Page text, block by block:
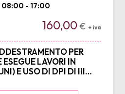
08:00 - 17:00
160,00€ + iva
PER
ESEGUE LAVORI IN
E USO DI DPI DI III